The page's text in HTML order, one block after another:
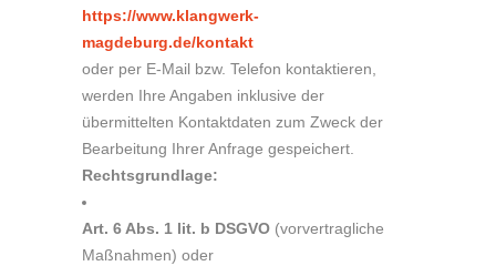
https://www.klangwerk-
magdeburg.de/kontakt
oder per E-Mail bzw. Telefon kontaktieren,
werden Ihre Angaben inklusive der
übermittelten Kontaktdaten zum Zweck der
Bearbeitung Ihrer Anfrage gespeichert.
Rechtsgrundlage:
Art. 6 Abs. 1 lit. b DSGVO (vorvertragliche
Maßnahmen) oder